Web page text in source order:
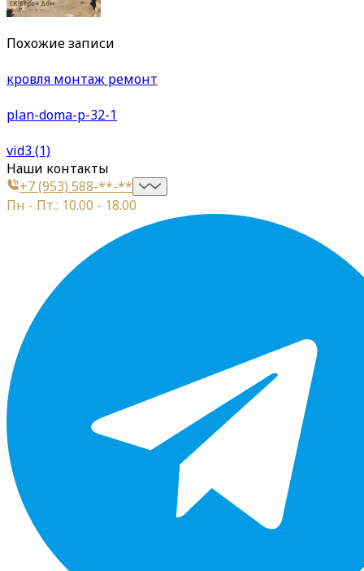
Похожие записи
кровля монтаж ремонт
plan-doma-p-32-1
vid3 (1)
Наши контакты
+7 (953) 588-**-**
Пн - Пт.: 10.00 - 18.00